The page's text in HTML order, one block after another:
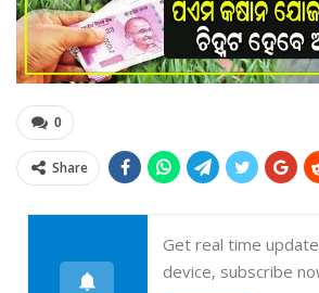
0
Share
Get real time
device, subscribe